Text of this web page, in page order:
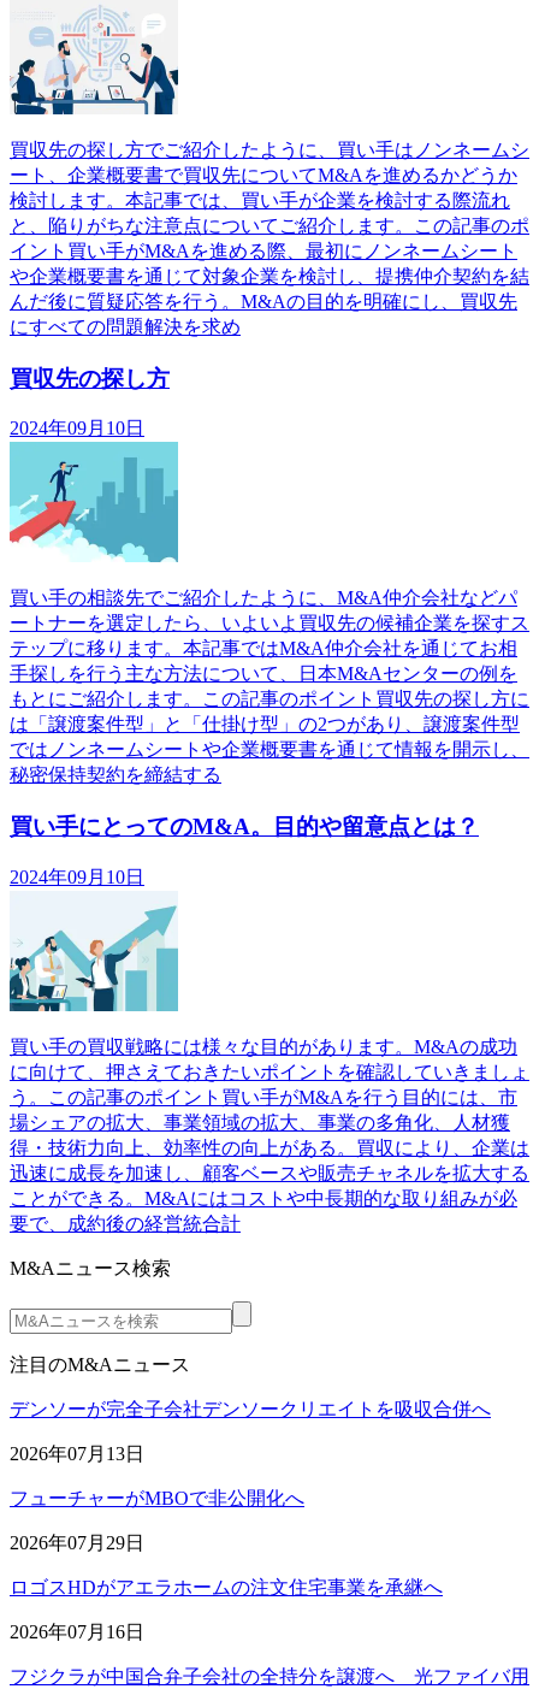
買収先の探し方でご紹介したように、買い手はノンネームシ
ート、企業概要書で買収先についてM&Aを進めるかどうか
検討します。本記事では、買い手が企業を検討する際流れ
と、陥りがちな注意点についてご紹介します。この記事のポ
イント買い手がM&Aを進める際、最初にノンネームシート
や企業概要書を通じて対象企業を検討し、提携仲介契約を結
んだ後に質疑応答を行う。M&Aの目的を明確にし、買収先
にすべての問題解決を求め
買収先の探し方
2024年09月10日
買い手の相談先でご紹介したように、M&A仲介会社などパ
ートナーを選定したら、いよいよ買収先の候補企業を探すス
テップに移ります。本記事ではM&A仲介会社を通じてお相
手探しを行う主な方法について、日本M&Aセンターの例を
もとにご紹介します。この記事のポイント買収先の探し方に
は「譲渡案件型」と「仕掛け型」の2つがあり、譲渡案件型
ではノンネームシートや企業概要書を通じて情報を開示し、
秘密保持契約を締結する
買い手にとってのM&A。目的や留意点とは？
2024年09月10日
買い手の買収戦略には様々な目的があります。M&Aの成功
に向けて、押さえておきたいポイントを確認していきましょ
う。この記事のポイント買い手がM&Aを行う目的には、市
場シェアの拡大、事業領域の拡大、事業の多角化、人材獲
得・技術力向上、効率性の向上がある。買収により、企業は
迅速に成長を加速し、顧客ベースや販売チャネルを拡大する
ことができる。M&Aにはコストや中長期的な取り組みが必
要で、成約後の経営統合計
M&Aニュース検索
注目のM&Aニュース
デンソーが完全子会社デンソークリエイトを吸収合併へ
2026年07月13日
フューチャーがMBOで非公開化へ
2026年07月29日
ロゴスHDがアエラホームの注文住宅事業を承継へ
2026年07月16日
フジクラが中国合弁子会社の全持分を譲渡へ 光ファイバ用